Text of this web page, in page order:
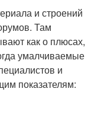
и строений
Там
как о плюсах,
умалчиваемые
и
показателям: